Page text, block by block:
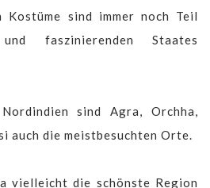
sind immer noch Teil
faszinierenden Staates
sind Agra, Orchha,
auch die meistbesuchten Orte.
vielleicht die schönste Region